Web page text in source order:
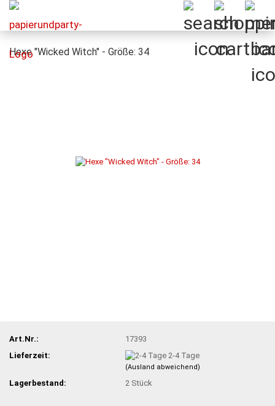
Hexe "Wicked Witch" - Größe: 34
Art.Nr.:
17393
Lieferzeit:
2-4 Tage
(Ausland abweichend)
Lagerbestand: 2 Stück